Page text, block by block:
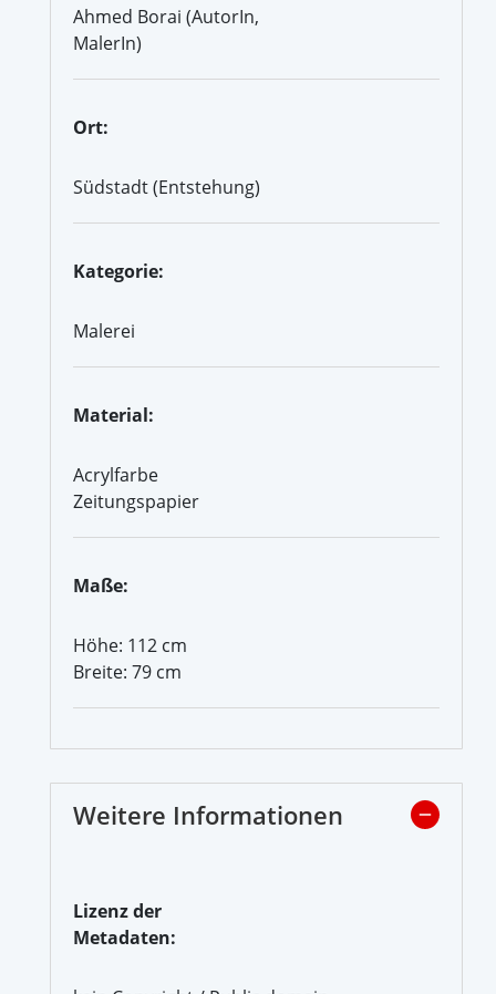
Ahmed Borai (AutorIn,
MalerIn)
Ort:
Südstadt (Entstehung)
Kategorie:
Malerei
Material:
Acrylfarbe
Zeitungspapier
Maße:
Höhe: 112 cm
Breite: 79 cm
Weitere Informationen
Lizenz der
Metadaten: